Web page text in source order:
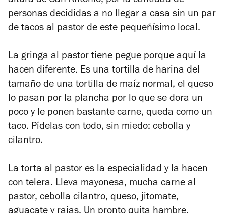
personas decididas a no llegar a casa sin un par
de tacos al pastor de este pequeñísimo local.
La gringa al pastor tiene pegue porque aquí la
hacen diferente. Es una tortilla de harina del
tamaño de una tortilla de maíz normal, el queso
lo pasan por la plancha por lo que se dora un
poco y le ponen bastante carne, queda como un
taco. Pídelas con todo, sin miedo: cebolla y
cilantro.
La torta al pastor es la especialidad y la hacen
con telera. Lleva mayonesa, mucha carne al
pastor, cebolla cilantro, queso, jitomate,